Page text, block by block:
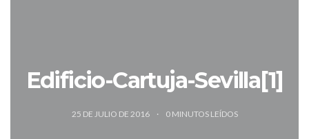
Edificio-Cartuja-Sevilla[1]
25 DE JULIO DE 2016 0 MINUTOS LEÍDOS